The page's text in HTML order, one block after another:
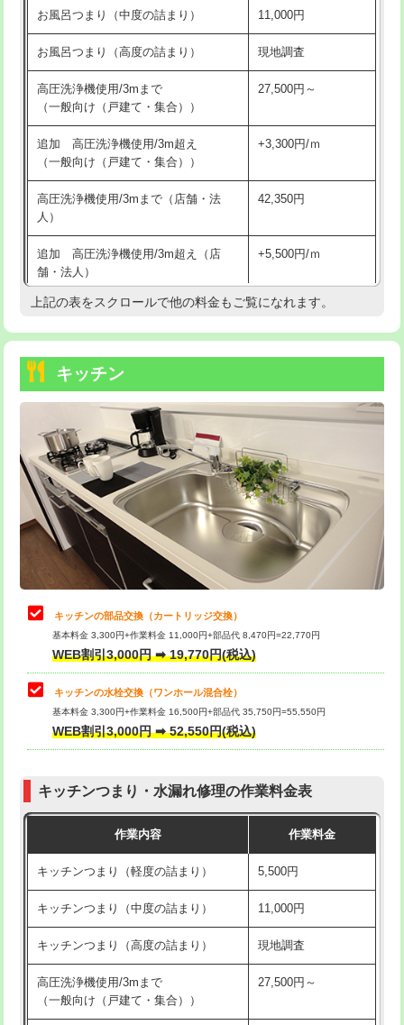
交換・取付(混合水栓（壁付・デッキ
式・ワンホール）)
16,500円+材料費
交換・取付(排水栓・排水トラップ
（P/S/ポップアップ））
22,000円+材料費
交換・取付（その他部品） 11,000円+材料費
持込商品取付（単水栓） 13,200円
持込商品取付（混合水栓）
持込商品取付（浄水器・分岐水栓） 16,500円
持込商品取付（温水洗浄便座） 22,000円
持込商品取付（普通便座⇔温水洗浄便
22,000円
給水管工事※（ホール加工)
給水管工事※（バンド止め) 3,300円
給水管工事※（支持金具設置) 5,500円
給水管工事※（保温材使用（バンド止
め込み）)
5,500円
給水管工事※（土の掘削・埋め戻し作
11,000円
給水管工事※（塩ビ管（VP・HI）使
用/3ｍまで)
給水管工事※（塩ビ管（VP・HI）使
用（追加）/3ｍ超え)
給水管工事※（ライニング鋼管・銅
管・ポリ管・HT管使用/3ｍまで)
44,000円
管・ポリ管・HT管使用/3ｍ超え)
排水管工事（土の掘削・埋め戻し作
11,000円~
排水管工事（排水管工事/3ｍまで） 55,000円
排水管工事（追加 排水管工事/3ｍ超
+11,000円
マス交換（土の掘削・埋め戻し作業）
マス交換（深さ50㎝未満）
お風呂つまり（中度の詰まり） 11,000円
お風呂つまり（高度の詰まり） 現地調査
高圧洗浄機使用/3mまで
（一般向け（戸建て・集合））
27,500円～
追加 高圧洗浄機使用/3m超え
（一般向け（戸建て・集合））
+3,300円/ｍ
高圧洗浄機使用/3mまで（店舗・法
人）
42,350円
追加 高圧洗浄機使用/3m超え（店
舗・法人）
+5,500円/ｍ
高度高圧洗浄換 現地調査
トーラー機使用/3mまで
追加トーラー機使用/3m超え +3,300円
カメラ調査 33,000円
桝清掃 8,800円
止水・漏水調査・防水処理・清掃・修
理・調整・分解・加工など（軽作業）
11,000円
止水・漏水調査・防水処理・清掃・修
理・調整・分解・加工など（中作業）
22,000円
止水・漏水調査・防水処理・清掃・修
理・調整・分解・加工など（重作業）
33,000円
お風呂タンク脱着
その他部品の脱着
式・ワンホール）)
交換・取付(排水栓・排水トラップ
22,000円+材料費
持込商品取付（単水栓）
上記の表をスクロールで他の料金もご覧になれます。
キッチン
キッチンの部品交換（カートリッジ交換）
基本料金 3,300円+作業料金 11,000円+部品代 8,470円=22,770円
WEB割引3,000円 ➡ 19,770円(税込)
キッチンの水栓交換（ワンホール混合栓）
基本料金 3,300円+作業料金 16,500円+部品代 35,750円=55,550円
WEB割引3,000円 ➡ 52,550円(税込)
キッチンつまり・水漏れ修理の作業料金表
作業内容 作業料金
キッチンつまり（軽度の詰まり） 5,500円
キッチンつまり（中度の詰まり） 11,000円
キッチンつまり（高度の詰まり） 現地調査
高圧洗浄機使用/3mまで
（一般向け（戸建て・集合））
27,500円～